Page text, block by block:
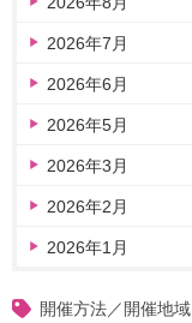
2026年7月
2026年6月
2026年5月
2026年3月
2026年2月
2026年1月
開催方法／開催地域